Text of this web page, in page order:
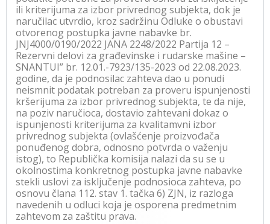
ili kriterijuma za izbor privrednog subjekta, dok je
naručilac utvrdio, kroz sadržinu Odluke o obustavi
otvorenog postupka javne nabavke br.
JNJ4000/0190/2022 JANA 2248/2022 Partija 12 –
Rezervni delovi za građevinske i rudarske mašine –
SNANTUI” br. 12.01.-7923/135-2023 od 22.08.2023.
godine, da je podnosilac zahteva dao u ponudi
neismnit podatak potreban za proveru ispunjenosti
kršerijuma za izbor privrednog subjekta, te da nije,
na poziv naručioca, dostavio zahtevani dokaz o
ispunjenosti kriterijuma za kvalitamvni izbor
privrednog subjekta (ovlašćenje proizvođača
ponuđenog dobra, odnosno potvrda o važenju
istog), to Republička komisija nalazi da su se u
okolnostima konkretnog postupka javne nabavke
stekli uslovi za isključenje podnosioca zahteva, po
osnovu člana 112. stav 1. tačka 6) ZJN, iz razloga
navedenih u odluci koja je osporena predmetnim
zahtevom za zaštitu prava.